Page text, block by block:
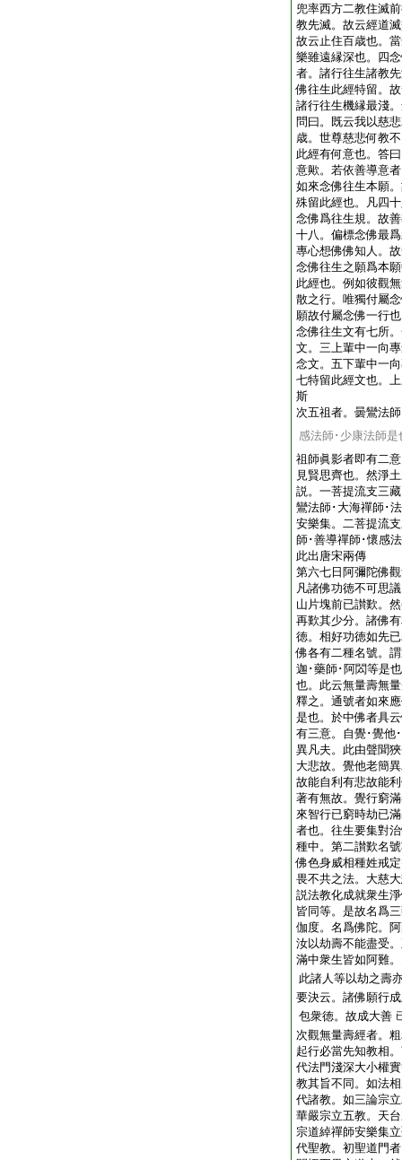
兜率西方二教住滅
教先滅。故云經道
故云止住百歳也。
樂雖遠縁深也。四
者。諸行往生諸教
佛往生此經特留。
諸行往生機縁最淺
問曰。既云我以慈
歳。世尊慈悲何教
此經有何意也。答
意歟。若依善導意
如來念佛往生本願
殊留此經也。凡四
念佛爲往生規。故
十八。偏標念佛最
專心想佛佛知人。
念佛往生之願爲本
此經也。例如彼觀
散之行。唯獨付屬
願故付屬念佛一行
念佛往生文有七所
文。三上輩中一向
念文。五下輩中一
七特留此經文也。
斯
次五祖者。曇鸞法
感法師･少康法師是
祖師眞影者即有二
見賢思齊也。然淨
説。一菩提流支三
鸞法師･大海禪師･
安樂集。二菩提流
師･善導禪師･懷感
此出唐宋兩傳
第六七日阿彌陀佛
凡諸佛功徳不可思
山片塊前已讃歎。
再歎其少分。諸佛
徳。相好功徳如先
佛各有二種名號。
迦･藥師･阿閦等是
也。此云無量壽無
釋之。通號者如來
是也。於中佛者具
有三意。自覺･覺他
異凡夫。此由聲聞
大悲故。覺他老簡
故能自利有悲故能
著有無故。覺行窮
來智行已窮時劫已
者也。往生要集對
種中。第二讃歎名
佛色身威相種姓戒
畏不共之法。大慈
説法教化成就衆生
皆同等。是故名爲
伽度。名爲佛陀。
汝以劫壽不能盡受
滿中衆生皆如阿難
此諸人等以劫之壽
要決云。諸佛願行
包衆徳。故成大善
次觀無量壽經者。
起行必當先知教相
代法門淺深大小權
教其旨不同。如法
代諸教。如三論宗
華嚴宗立五教。天
宗道綽禪師安樂集
代聖教。初聖道門